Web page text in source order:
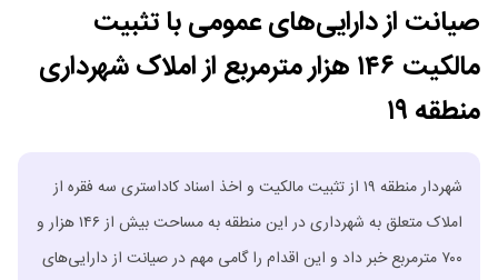
صیانت از دارایی‌های عمومی با تثبیت
مالکیت ۱۴۶ هزار مترمربع از املاک شهرداری
منطقه ۱۹
شهردار منطقه ۱۹ از تثبیت مالکیت و اخذ اسناد کاداستری سه فقره از
املاک متعلق به شهرداری در این منطقه به مساحت بیش از ۱۴۶ هزار و
۷۰۰ مترمربع خبر داد و این اقدام را گامی مهم در صیانت از دارایی‌های